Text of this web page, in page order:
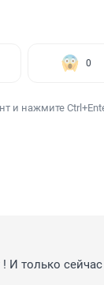
0
и нажмите
! И только